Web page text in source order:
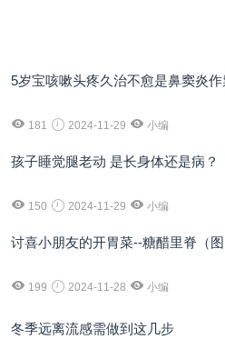
5岁宝咳嗽头疼久治不愈是鼻窦炎作
181 2024-11-29 小编
孩子睡觉腿老动 是长身体还是病？
150 2024-11-29 小编
讨喜小朋友的开胃菜--糖醋里脊（
199 2024-11-28 小编
冬季远离流感需做到这几步